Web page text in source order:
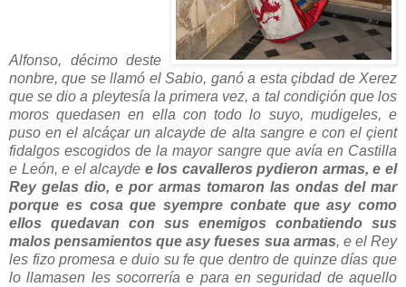
Alfonso, décimo deste
nonbre, que se llamó el Sabio, ganó a esta çibdad de Xerez
que se dio a pleytesía la primera vez, a tal condiçión que los
moros quedasen en ella con todo lo suyo, mudigeles, e
puso en el alcáçar un alcayde de alta sangre e con el çient
fidalgos escogidos de la mayor sangre que avía en Castilla
e León, e el alcayde e los cavalleros pydieron armas, e el
Rey gelas dio, e por armas tomaron las ondas del mar
porque es cosa que syempre conbate que asy como
ellos quedavan con sus enemigos conbatiendo sus
malos pensamientos que asy fueses sua armas, e el Rey
les fizo promesa e duio su fe que dentro de quinze días que
lo llamasen les socorrería e para en seguridad de aquello